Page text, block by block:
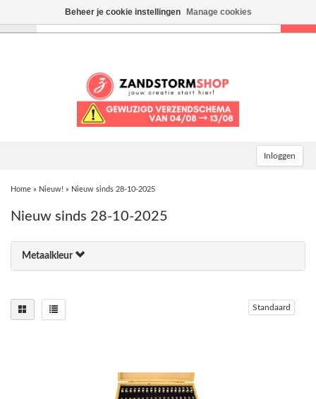
Inloggen
Home » Nieuw! » Nieuw sinds 28-10-2025
Nieuw sinds 28-10-2025
Metaalkleur
Standaard
Beheer je cookie instellingen Manage cookies